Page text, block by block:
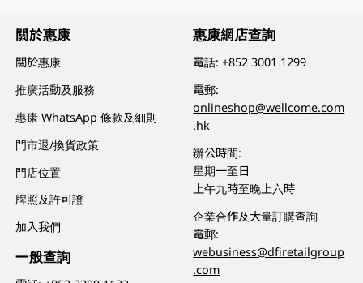
關於惠康
關於惠康
推廣活動及服務
惠康 WhatsApp 條款及細則
門市退/換貨政策
門店位置
牌照及許可證
加入我們
一般查詢
惠康網店查詢
電話:+852 3001 1299
電郵:
onlineshop@wellcome.com
.hk
辦公時間:
星期一至日
上午九時至晚上六時
企業合作及大量訂購查詢
電郵:
webusiness@dfiretailgroup
.com